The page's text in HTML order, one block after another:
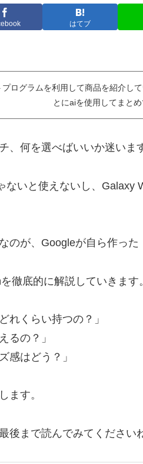
はてブ
ログラムを利用して商品を紹介し
とにaiを使用してまとめ
、何を選べばいいか迷いま
ないと使えないし、Galaxy
のが、Googleが自ら作った
徹底的に解説していきます。
れくらい持つの？」
るの？」
感はどう？」
ます。
後まで読んでみてください